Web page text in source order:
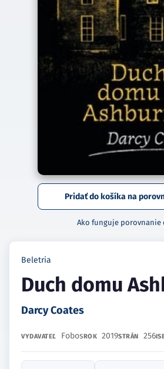
Pridať do košíka na
Ako funguje porovnanie
Beletria
Duch domu
Darcy Coates
VYDAVATEĽ FobosROK 2019STRÁN 256